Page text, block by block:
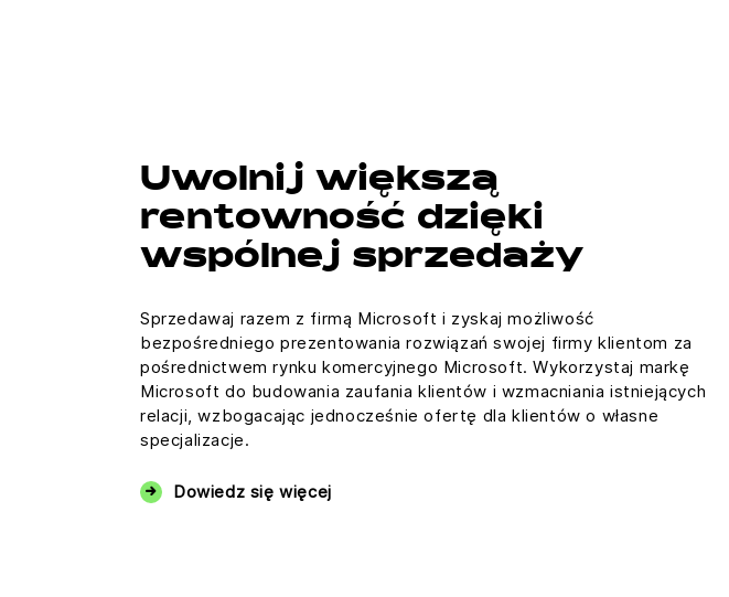
Uwolnij większą
rentowność dzięki
wspólnej sprzedaży
Sprzedawaj razem z firmą Microsoft i zyskaj możliwość
bezpośredniego prezentowania rozwiązań swojej firmy klientom za
pośrednictwem rynku komercyjnego Microsoft. Wykorzystaj markę
Microsoft do budowania zaufania klientów i wzmacniania istniejących
relacji, wzbogacając jednocześnie ofertę dla klientów o własne
specjalizacje.
Dowiedz się więcej